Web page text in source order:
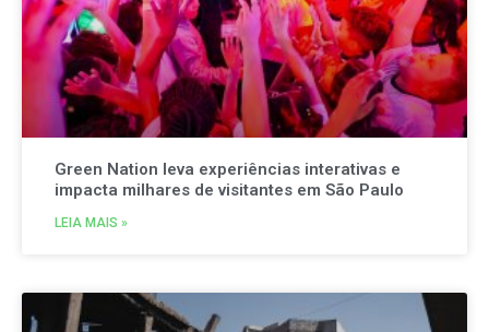
Green Nation leva experiências interativas e
impacta milhares de visitantes em São Paulo
LEIA MAIS »